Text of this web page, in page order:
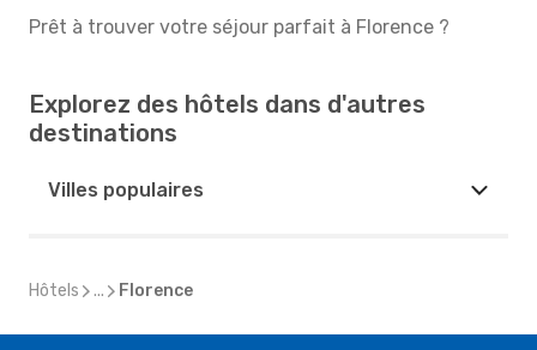
Prêt à trouver votre séjour parfait à Florence ?
Explorez des hôtels dans d'autres
destinations
Villes populaires
Hôtels ... Florence